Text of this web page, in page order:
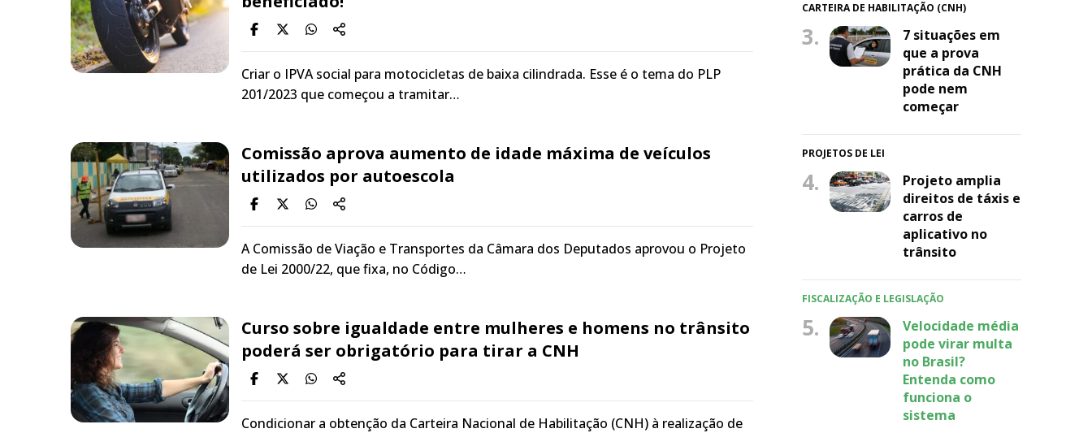
Criar o IPVA social para motocicletas de baixa cilindrada. Esse é o tema do PLP
201/2023 que começou a tramitar…
Comissão aprova aumento de idade máxima de veículos
utilizados por autoescola
A Comissão de Viação e Transportes da Câmara dos Deputados aprovou o Projeto
de Lei 2000/22, que fixa, no Código…
Curso sobre igualdade entre mulheres e homens no trânsito
poderá ser obrigatório para tirar a CNH
Condicionar a obtenção da Carteira Nacional de Habilitação (CNH) à realização de
CARTEIRA DE HABILITAÇÃO (CNH)
3.
7 situações em
que a prova
prática da CNH
pode nem
começar
PROJETOS DE LEI
4.
Projeto amplia
direitos de táxis e
carros de
aplicativo no
trânsito
FISCALIZAÇÃO E LEGISLAÇÃO
5.
Velocidade média
pode virar multa
no Brasil?
Entenda como
funciona o
sistema